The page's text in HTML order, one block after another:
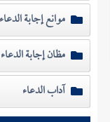
موانع إجابة الدعاء
مظان إجابة الدعاء
آداب الدعاء